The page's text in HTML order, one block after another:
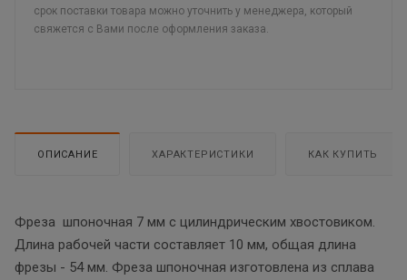
срок поставки товара можно уточнить у менеджера, который
свяжется с Вами после оформления заказа.
ОПИСАНИЕ ХАРАКТЕРИСТИКИ КАК КУПИТЬ
Фреза шпоночная 7 мм с цилиндрическим хвостовиком.
Длина рабочей части составляет 10 мм, общая длина
фрезы - 54 мм. Фреза шпоночная изготовлена из сплава